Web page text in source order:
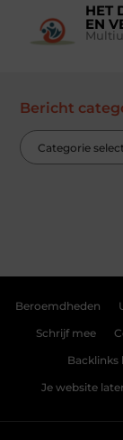
HET
EN
Bericht
Beroemdheden
Schrijf mee
Backlinks
Je website